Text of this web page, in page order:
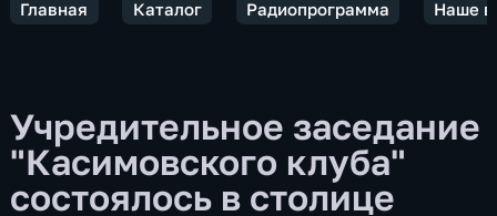
Главная Каталог Радиопрограмма Наше
Учредительное заседание
"Касимовского клуба"
состоялось в столице